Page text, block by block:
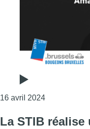
16 avril 2024Consulter
La STIB